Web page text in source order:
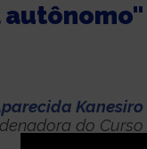
Kanesiro
do Curso